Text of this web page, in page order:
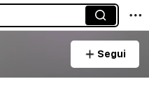
Segui